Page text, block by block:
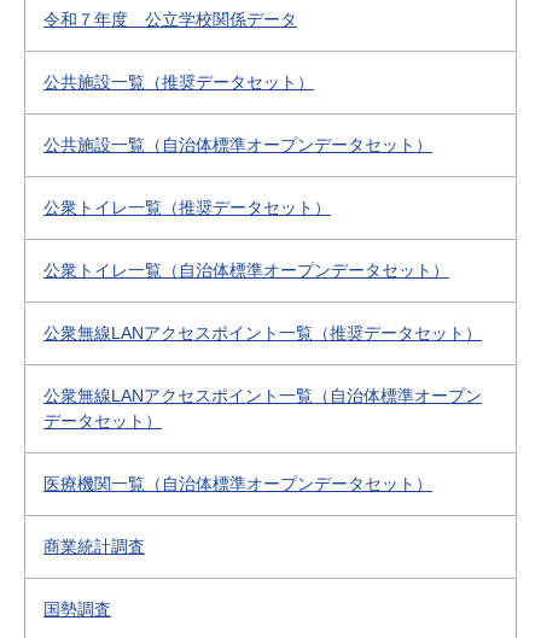
令和７年度 公立学校関係データ
公共施設一覧（推奨データセット）
公共施設一覧（自治体標準オープンデータセット）
公衆トイレ一覧（推奨データセット）
公衆トイレ一覧（自治体標準オープンデータセット）
公衆無線LANアクセスポイント一覧（推奨データセット）
公衆無線LANアクセスポイント一覧（自治体標準オープン
データセット）
医療機関一覧（自治体標準オープンデータセット）
商業統計調査
国勢調査